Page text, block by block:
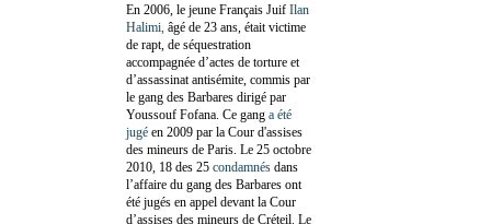
En 2006, le jeune Français Juif Ilan
Halimi, âgé de 23 ans, était victime
de rapt, de séquestration
accompagnée d’actes de torture et
d’assassinat antisémite, commis par
le gang des Barbares dirigé par
Youssouf Fofana. Ce gang a été
jugé en 2009 par la Cour d'assises
des mineurs de Paris. Le 25 octobre
2010, 18 des 25 condamnés dans
l’affaire du gang des Barbares ont
été jugés en appel devant la Cour
d’assises des mineurs de Créteil. Le